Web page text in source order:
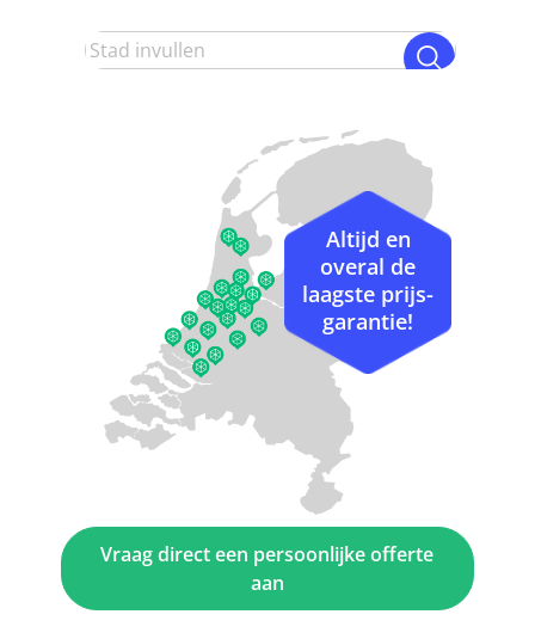
Vraag direct een persoonlijke offerte
aan
Altijd en
overal de
laagste prijs-
garantie!